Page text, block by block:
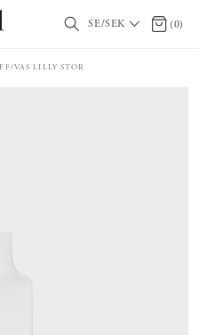
SE/SEK 0 (0)
VAS LILLY STOR